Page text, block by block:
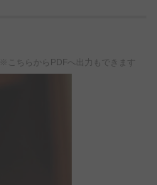
※こちらからPDFへ出力もできます